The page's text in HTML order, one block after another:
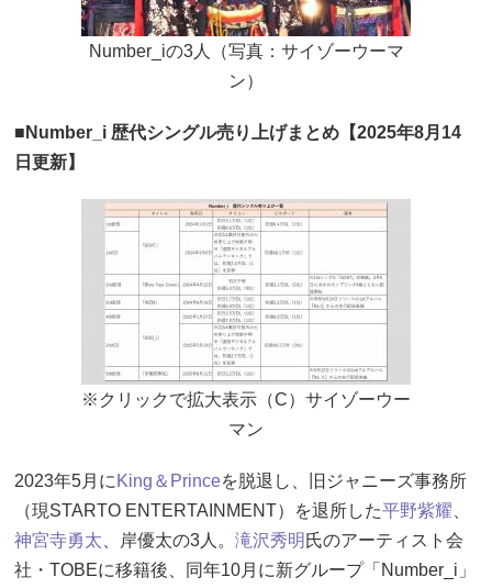
Number_iの3人（写真：サイゾーウーマ
ン）
■Number_i 歴代シングル売り上げまとめ【2025年8月14
日更新】
※クリックで拡大表示（C）サイゾーウー
マン
2023年5月に King＆Princeを脱退し、旧ジャニーズ事務所
（現STARTO ENTERTAINMENT）を退所した平野紫耀
神宮寺勇太 、岸優太の3人。 滝沢秀明 氏のアーティスト会
社・TOBEに移籍後、同年10月に新グループ「Number_i」